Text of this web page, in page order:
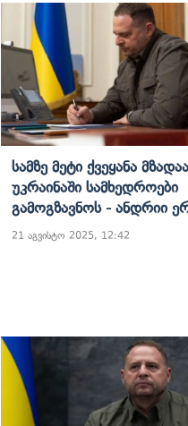
Სამზე Მეტი Ქვეყანა Მზადაა
Უკრაინაში Სამხედროები
Გამოგზავნოს - Ანდრიი
21 აგვისტო 2025, 12:42